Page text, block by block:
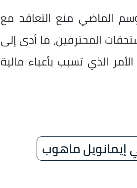
الماضي منع التعاقد مع
المحترفين، ما أدى إلى
الذي تسبب بأعباء مالية
إيمانويل ماهوب